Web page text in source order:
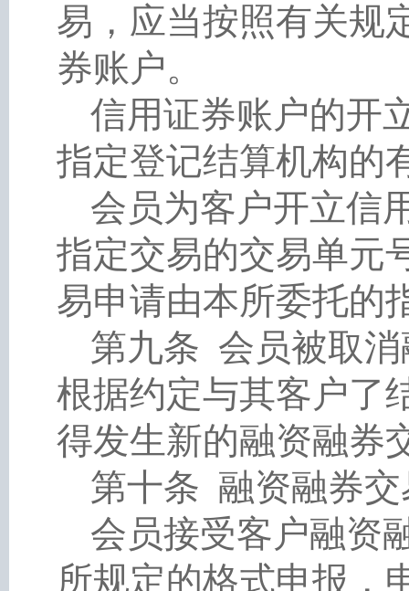
易，应当按照有关规
券账户。
信用证券账户的开
指定登记结算机构的
会员为客户开立信
指定交易的交易单元
易申请由本所委托的
第九条 会员被取
根据约定与其客户了
得发生新的融资融券
第十条 融资融券
会员接受客户融资
所规定的格式申报，